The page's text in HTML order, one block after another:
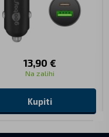
13,90 €
Na zalihi
Kupiti